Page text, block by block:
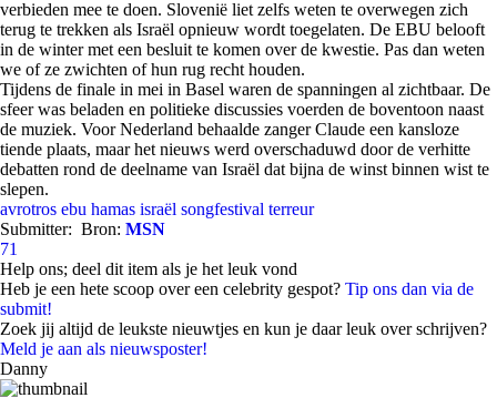
verbieden mee te doen. Slovenië liet zelfs weten te overwegen zich
terug te trekken als Israël opnieuw wordt toegelaten. De EBU belooft
in de winter met een besluit te komen over de kwestie. Pas dan weten
we of ze zwichten of hun rug recht houden.
Tijdens de finale in mei in Basel waren de spanningen al zichtbaar. De
sfeer was beladen en politieke discussies voerden de boventoon naast
de muziek. Voor Nederland behaalde zanger Claude een kansloze
tiende plaats, maar het nieuws werd overschaduwd door de verhitte
debatten rond de deelname van Israël dat bijna de winst binnen wist te
slepen.
avrotros ebu hamas israël songfestival terreur
Submitter: Bron: MSN
71
Help ons; deel dit item als je het leuk vond
Heb je een hete scoop over een celebrity gespot? Tip ons dan via de
submit!
Zoek jij altijd de leukste nieuwtjes en kun je daar leuk over schrijven?
Meld je aan als nieuwsposter!
Danny